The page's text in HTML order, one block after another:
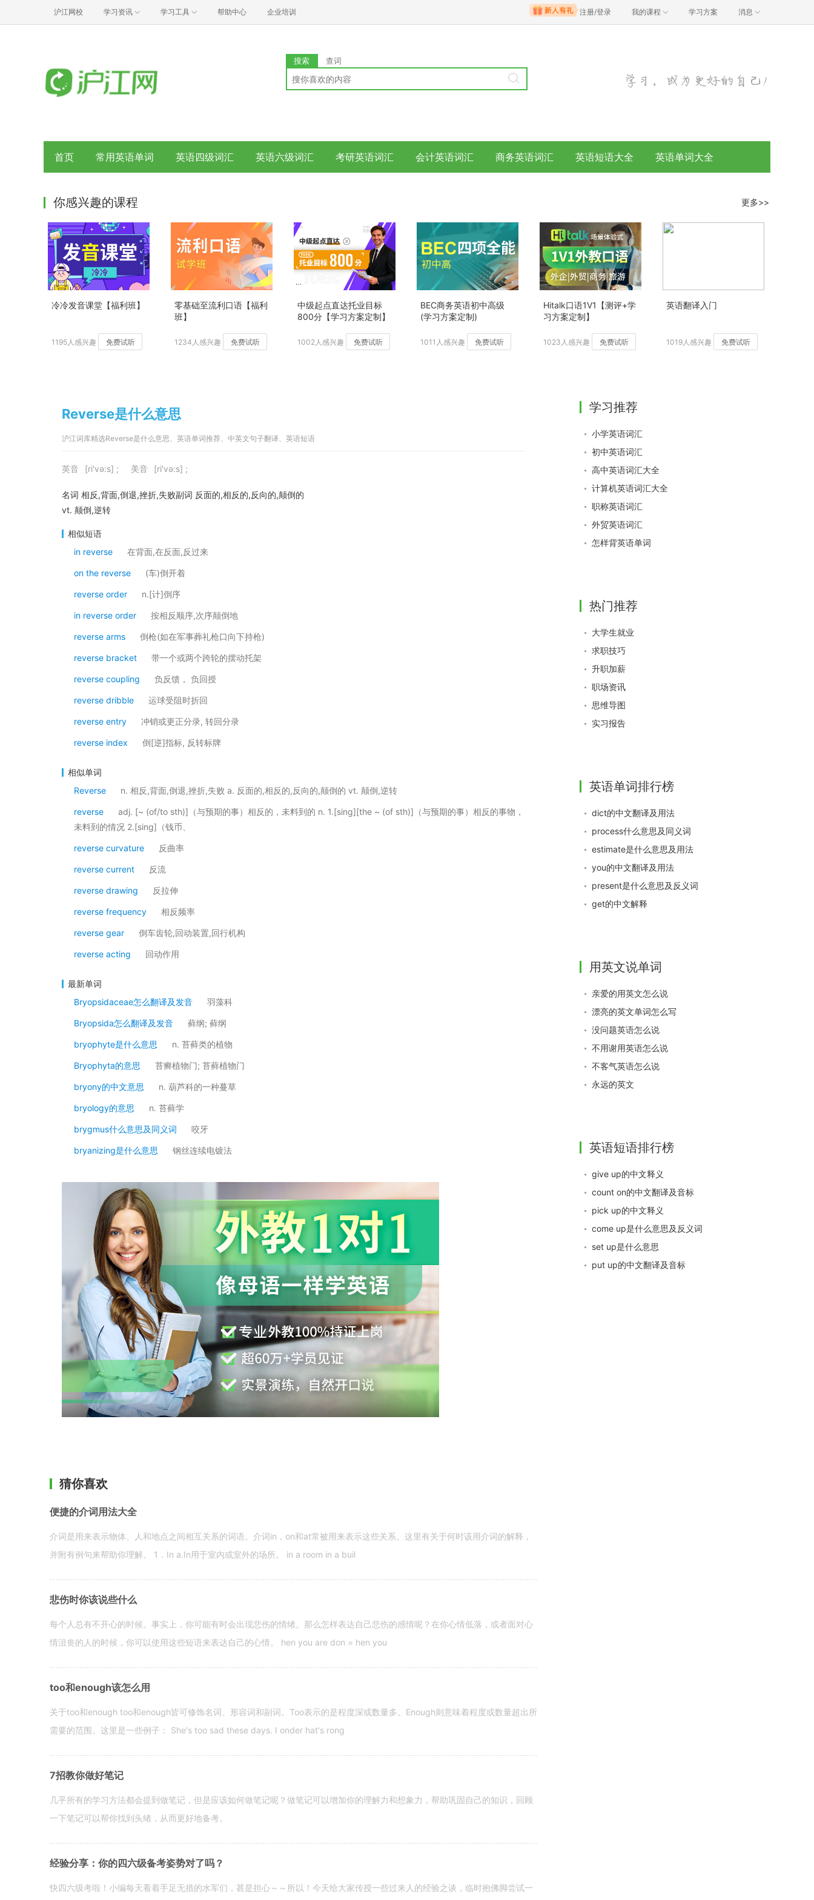
沪江网校 学习资讯 学习工具 帮助中心 企业培训 注册/登录 我的课程 学习方案 消息
搜索 查词
首页 常用英语单词 英语四级词汇 英语六级词汇 考研英语词汇 会计英语词汇 商务英语词汇 英语短语大全 英语单词大全
你感兴趣的课程 更多>>
冷冷发音课堂【福利班】
1195人感兴趣 免费试听
零基础至流利口语【福利
班】
1234人感兴趣 免费试听
中级起点直达托业目标
800分【学习方案定制】
1002人感兴趣 免费试听
BEC商务英语初中高级
(学习方案定制)
1011人感兴趣 免费试听
Hitalk口语1V1【测评+学
习方案定制】
1023人感兴趣 免费试听
英语翻译入门
1019人感兴趣 免费试听
Reverse是什么意思
沪江词库精选Reverse是什么意思、英语单词推荐、中英文句子翻译、英语短语
英音 [ri'və:s] ; 美音 [ri'və:s] ;
名词 相反,背面,倒退,挫折,失败副词 反面的,相反的,反向的,颠倒的
vt. 颠倒,逆转
相似短语
in reverse
在背面,在反面,反过来
on the reverse (车)倒开着
reverse order n.[计]倒序
in reverse order 按相反顺序,次序颠倒地
reverse arms 倒枪(如在军事葬礼枪口向下持枪)
reverse bracket 带一个或两个跨轮的摆动托架
reverse coupling 负反馈， 负回授
reverse dribble 运球受阻时折回
reverse entry 冲销或更正分录, 转回分录
reverse index 倒[逆]指标, 反转标牌
相似单词
Reverse
n. 相反,背面,倒退,挫折,失败 a. 反面的,相反的,反向的,颠倒的 vt. 颠倒,逆转
reverse
adj. [~ (of/to sth)]（与预期的事）相反的，未料到的 n. 1.[sing][the ~ (of sth)]（与预期的事）相反的事物，
未料到的情况 2.[sing]（钱币、
reverse curvature 反曲率
reverse current 反流
reverse drawing 反拉伸
reverse frequency 相反频率
reverse gear 倒车齿轮,回动装置,回行机构
reverse acting 回动作用
最新单词
Bryopsidaceae怎么翻译及发音
羽藻科
Bryopsida怎么翻译及发音 藓纲; 藓纲
bryophyte是什么意思 n. 苔藓类的植物
Bryophyta的意思 苔癣植物门; 苔藓植物门
bryony的中文意思 n. 葫芦科的一种蔓草
bryology的意思 n. 苔藓学
brygmus什么意思及同义词 咬牙
bryanizing是什么意思 钢丝连续电镀法
猜你喜欢
便捷的介词用法大全
介词是用来表示物体、人和地点之间相互关系的词语。介词in，on和at常被用来表示这些关系。这里有关于何时该用介词的解释，
并附有例句来帮助你理解。 1．In a.In用于室内或室外的场所。 in a room in a buil
悲伤时你该说些什么
每个人总有不开心的时候。事实上，你可能有时会出现悲伤的情绪。那么怎样表达自己悲伤的感情呢？在你心情低落，或者面对心
情沮丧的人的时候，你可以使用这些短语来表达自己的心情。 hen you are don = hen you
too和enough该怎么用
关于too和enough too和enough皆可修饰名词、形容词和副词。Too表示的是程度深或数量多。Enough则意味着程度或数量超出所
需要的范围。这里是一些例子： She's too sad these days. I onder hat's rong
7招教你做好笔记
几乎所有的学习方法都会提到做笔记，但是应该如何做笔记呢？做笔记可以增加你的理解力和想象力，帮助巩固自己的知识，回顾
一下笔记可以帮你找到头绪，从而更好地备考。
经验分享：你的四六级备考姿势对了吗？
快四六级考啦！小编每天看着手足无措的水军们，甚是担心～～所以！今天给大家传授一些过来人的经验之谈，临时抱佛脚尝试一
学习推荐
小学英语词汇
初中英语词汇
高中英语词汇大全
计算机英语词汇大全
职称英语词汇
外贸英语词汇
怎样背英语单词
热门推荐
大学生就业
求职技巧
升职加薪
职场资讯
思维导图
实习报告
英语单词排行榜
dict的中文翻译及用法
process什么意思及同义词
estimate是什么意思及用法
you的中文翻译及用法
present是什么意思及反义词
get的中文解释
用英文说单词
亲爱的用英文怎么说
漂亮的英文单词怎么写
没问题英语怎么说
不用谢用英语怎么说
不客气英语怎么说
永远的英文
英语短语排行榜
give up的中文释义
count on的中文翻译及音标
pick up的中文释义
come up是什么意思及反义词
set up是什么意思
put up的中文翻译及音标